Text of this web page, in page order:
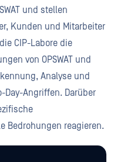
und stellen
Kunden und Mitarbeiter
CIP-Labore die
von OPSWAT und
Analyse und
Day-Angriffen. Darüber
Bedrohungen reagieren.